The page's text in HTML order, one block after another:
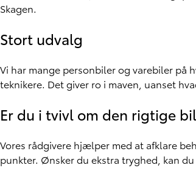
Skagen.
Stort udvalg
Vi har mange personbiler og varebiler på
teknikere. Det giver ro i maven, uanset
Er du i tvivl om den rigtige bil
Vores rådgivere hjælper med at afklare
punkter. Ønsker du ekstra tryghed, kan